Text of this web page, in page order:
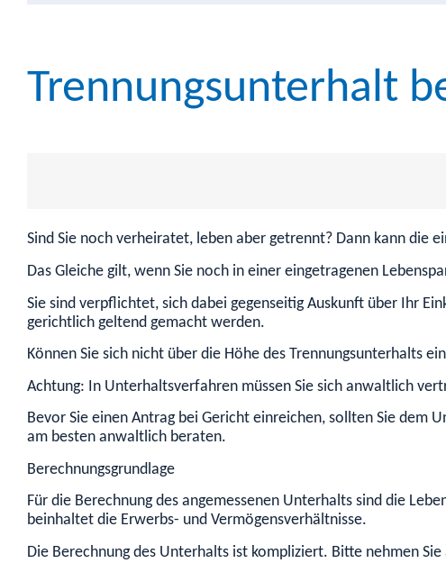
Trennungsunterhalt
Sind Sie noch verheiratet, leben aber getrennt? Dann kann die
Das Gleiche gilt, wenn Sie noch in einer eingetragenen
Sie sind verpflichtet, sich dabei gegenseitig Auskunft über Ihr
gerichtlich geltend gemacht werden.
Können Sie sich nicht über die Höhe des Trennungsunterhalts
Achtung: In Unterhaltsverfahren müssen Sie sich anwaltlich
Bevor Sie einen Antrag bei Gericht einreichen, sollten Sie dem
am besten anwaltlich beraten.
Berechnungsgrundlage
Für die Berechnung des angemessenen Unterhalts sind die
beinhaltet die Erwerbs- und Vermögensverhältnisse.
Die Berechnung des Unterhalts ist kompliziert. Bitte nehmen